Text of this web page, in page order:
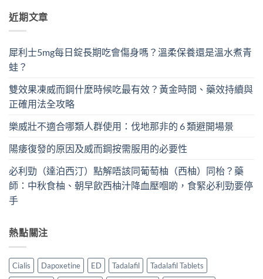
近期文章
犀利士5mg每日錠長期吃會傷身嗎？溫柔保養還是溫水煮青
蛙？
雙效果凍威而鋼什麼時候吃最有效？黃金時間、藥效持續與
正確用法全攻略
樂威壯不適合哪類人群使用：伐地那非的 6 類避開場景
陽痿復發的原因及威而鋼按需服用的必要性
必利勁（達泊西汀）點解唔該同葡萄柚（西柚）同枱？藥
師：中秋食柚、朝早飲西柚汁降血壓嗰啲，食緊必利勁要停
手
熱點關注
Cialis Dapoxetine ED Tadalafil
Tadalafil Tablets